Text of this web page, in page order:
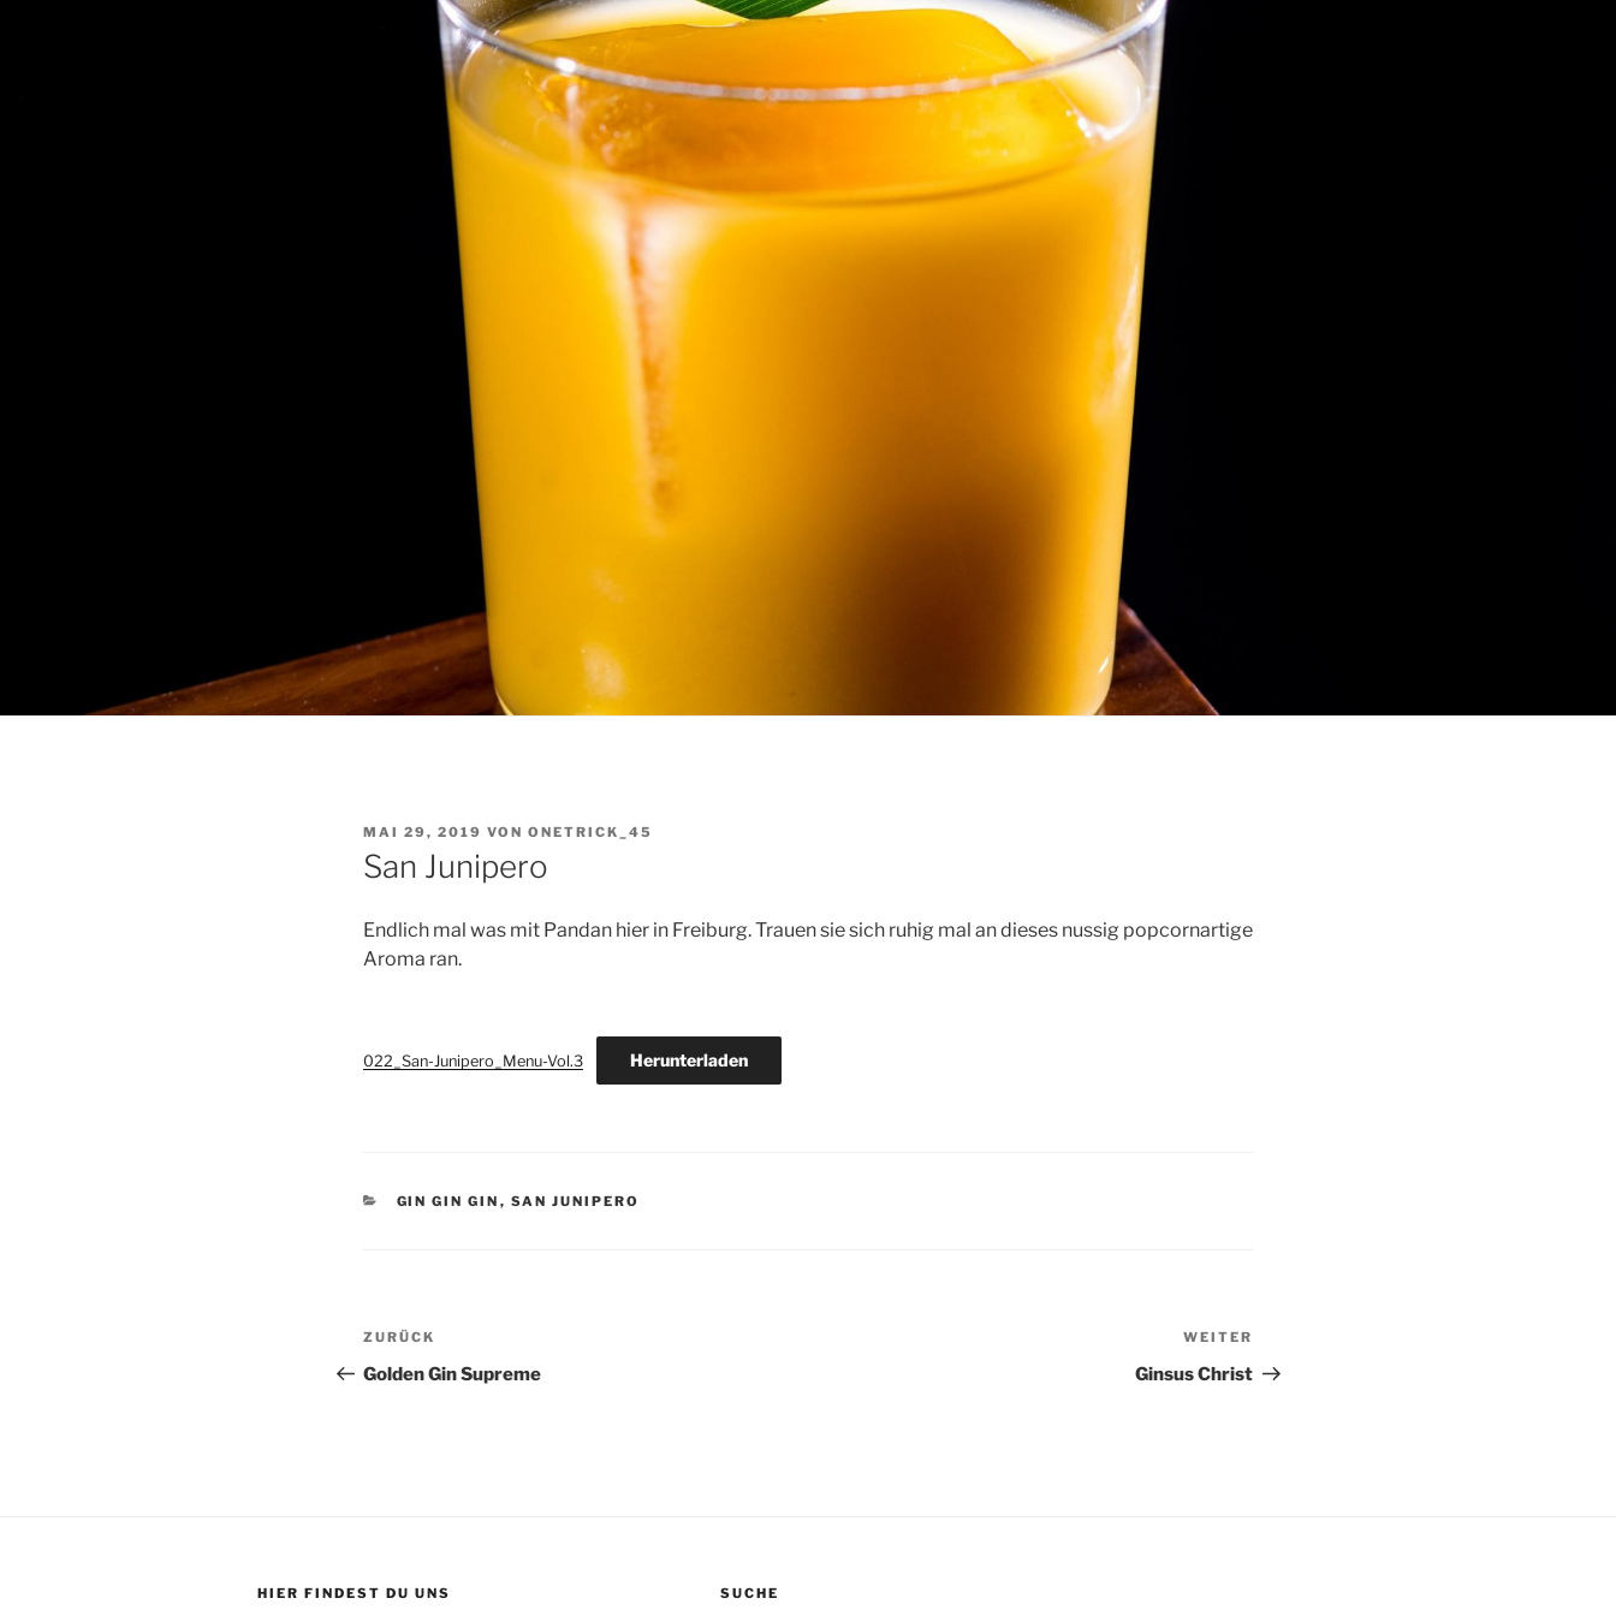
VERÖFFENTLICHT
AM
MAI 29, 2019 VON ONETRICK_45
San Junipero
Endlich mal was mit Pandan hier in Freiburg. Trauen sie sich ruhig mal an dieses nussig popcornartige
Aroma ran.
022_San-Junipero_Menu-Vol.3 Herunterladen
KATEGORIEN
GIN GIN GIN , SAN JUNIPERO
Beitragsnavigation
Vorheriger
Beitrag
ZURÜCK
Golden Gin Supreme
Beitrag
WEITER
Ginsus Christ
HIER FINDEST DU UNS SUCHE